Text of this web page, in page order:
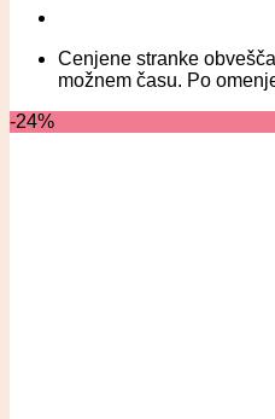
Cenjene stranke
možnem času. Po
-24%